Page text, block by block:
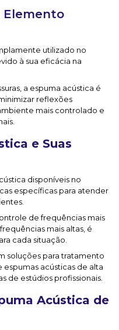
Elemento
utilizado no
à sua eficácia na
a espuma acústica é
reflexões
mais controlado e
e Suas
disponíveis no
específicas para atender
de frequências mais
mais altas, é
cada situação.
soluções para tratamento
acústicas de alta
de estúdios profissionais.
Acústica de